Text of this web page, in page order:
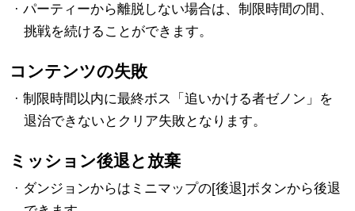
· パーティーから離脱しない場合は、制限時間の間、
挑戦を続けることができます。
コンテンツの失敗
· 制限時間以内に最終ボス「追いかける者ゼノン」を
退治できないとクリア失敗となります。
ミッション後退と放棄
· ダンジョンからはミニマップの[後退]ボタンから後退